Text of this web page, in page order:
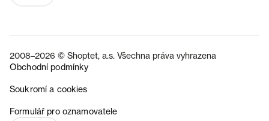
2008–2026 © Shoptet, a.s. Všechna práva vyhrazena
Obchodní podmínky
Soukromí a cookies
Formulář pro oznamovatele